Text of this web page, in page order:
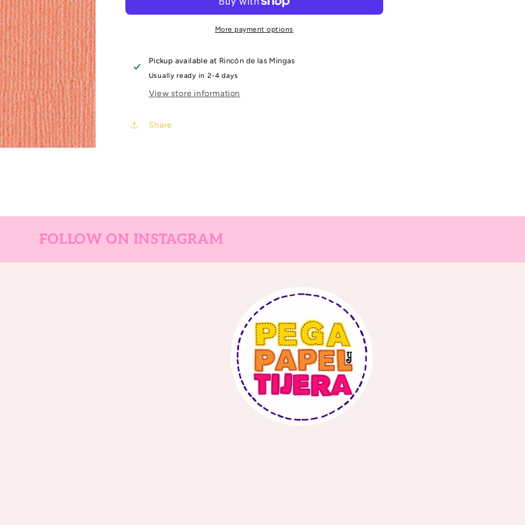
Fresno
Fresno
More payment options
Pickup available at Rincón de las Mingas
Usually ready in 2-4 days
View store information
Share
FOLLOW ON INSTAGRAM